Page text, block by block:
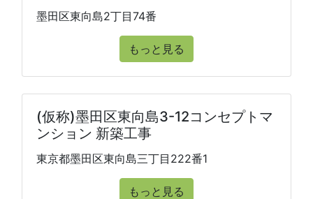
墨田区東向島2丁目74番
もっと見る
(仮称)墨田区東向島3-12コンセプトマ
ンション 新築工事
東京都墨田区東向島三丁目222番1
もっと見る